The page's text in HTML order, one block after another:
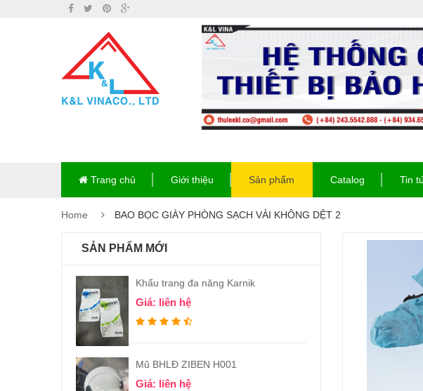
Trang chủ Giới thiệu Sản phẩm Catalog Tin
Home BAO BỌC GIÀY PHÒNG SẠCH VẢI KHÔNG DỆT 2
SẢN PHẨM MỚI
Khẩu trang đa năng Karnik
Giá: liên hệ
Mũ BHLĐ ZIBEN H001
Giá: liên hệ